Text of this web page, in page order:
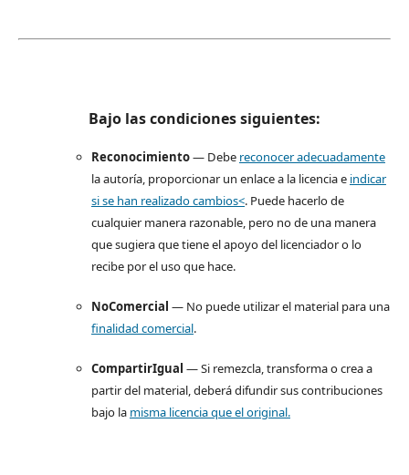
Bajo las condiciones siguientes:
Reconocimiento— Debe reconocer adecuadamente
la autoría, proporcionar un enlace a la licencia e indicar
si se han realizado cambios<. Puede hacerlo de
cualquier manera razonable, pero no de una manera
que sugiera que tiene el apoyo del licenciador o lo
recibe por el uso que hace.
NoComercial — No puede utilizar el material para una
finalidad comercial.
CompartirIgual — Si remezcla, transforma o crea a
partir del material, deberá difundir sus contribuciones
bajo la misma licencia que el original.